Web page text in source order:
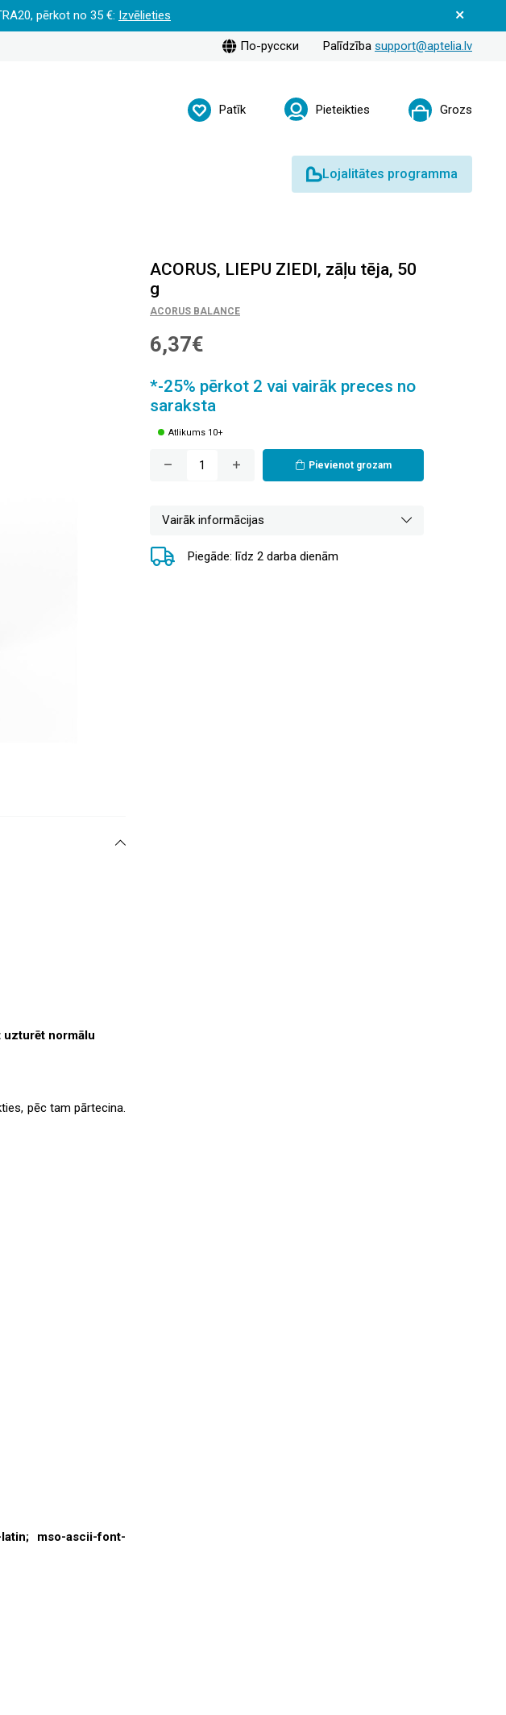
pērkot no 35 €: Izvēlieties
По-русски Palīdzība support@aptelia.lv
Patīk Pieteikties Grozs
Lojalitātes programma
uzturēt normālu
pēc tam pārtecina.
mso-ascii-font-
ACORUS, LIEPU ZIEDI, zāļu tēja, 50
g
ACORUS BALANCE
6,37€
*-25% pērkot 2 vai vairāk preces no
saraksta
Atlikums 10+
Pievienot grozam
Vairāk informācijas
Piegāde: līdz 2 darba dienām